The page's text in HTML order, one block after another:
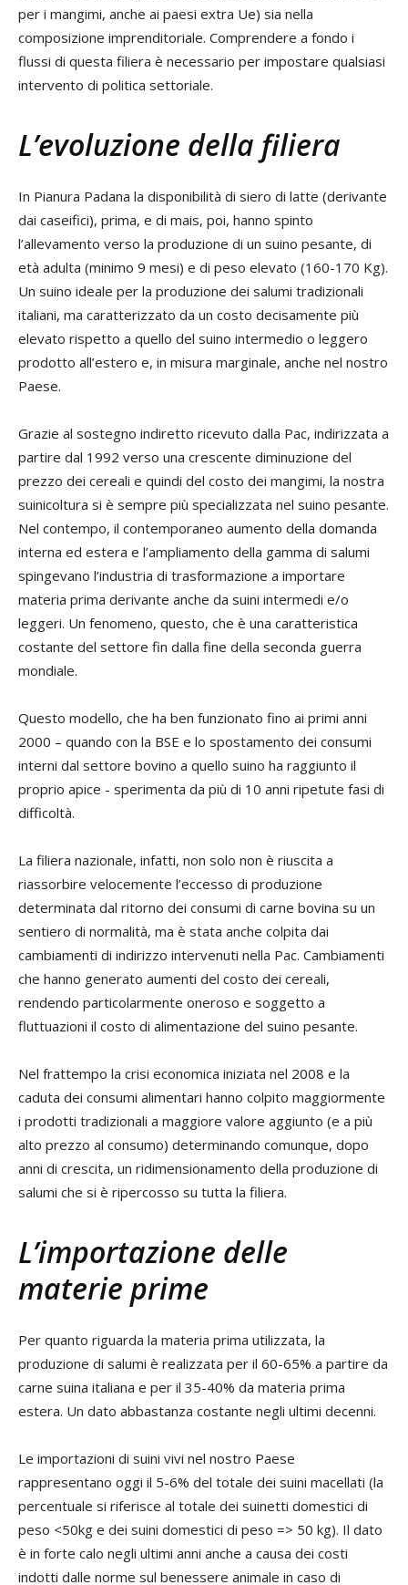
per i mangimi, anche ai paesi extra Ue) sia nella
composizione imprenditoriale. Comprendere a fondo i
flussi di questa filiera è necessario per impostare qualsiasi
intervento di politica settoriale.
L’evoluzione della filiera
In Pianura Padana la disponibilità di siero di latte (derivante
dai caseifici), prima, e di mais, poi, hanno spinto
l’allevamento verso la produzione di un suino pesante, di
età adulta (minimo 9 mesi) e di peso elevato (160-170 Kg).
Un suino ideale per la produzione dei salumi tradizionali
italiani, ma caratterizzato da un costo decisamente più
elevato rispetto a quello del suino intermedio o leggero
prodotto all’estero e, in misura marginale, anche nel nostro
Paese.
Grazie al sostegno indiretto ricevuto dalla Pac, indirizzata a
partire dal 1992 verso una crescente diminuzione del
prezzo dei cereali e quindi del costo dei mangimi, la nostra
suinicoltura si è sempre più specializzata nel suino pesante.
Nel contempo, il contemporaneo aumento della domanda
interna ed estera e l’ampliamento della gamma di salumi
spingevano l’industria di trasformazione a importare
materia prima derivante anche da suini intermedi e/o
leggeri. Un fenomeno, questo, che è una caratteristica
costante del settore fin dalla fine della seconda guerra
mondiale.
Questo modello, che ha ben funzionato fino ai primi anni
2000 – quando con la BSE e lo spostamento dei consumi
interni dal settore bovino a quello suino ha raggiunto il
proprio apice - sperimenta da più di 10 anni ripetute fasi di
difficoltà.
La filiera nazionale, infatti, non solo non è riuscita a
riassorbire velocemente l’eccesso di produzione
determinata dal ritorno dei consumi di carne bovina su un
sentiero di normalità, ma è stata anche colpita dai
cambiamenti di indirizzo intervenuti nella Pac. Cambiamenti
che hanno generato aumenti del costo dei cereali,
rendendo particolarmente oneroso e soggetto a
fluttuazioni il costo di alimentazione del suino pesante.
Nel frattempo la crisi economica iniziata nel 2008 e la
caduta dei consumi alimentari hanno colpito maggiormente
i prodotti tradizionali a maggiore valore aggiunto (e a più
alto prezzo al consumo) determinando comunque, dopo
anni di crescita, un ridimensionamento della produzione di
salumi che si è ripercosso su tutta la filiera.
L’importazione delle
materie prime
Per quanto riguarda la materia prima utilizzata, la
produzione di salumi è realizzata per il 60-65% a partire da
carne suina italiana e per il 35-40% da materia prima
estera. Un dato abbastanza costante negli ultimi decenni.
Le importazioni di suini vivi nel nostro Paese
rappresentano oggi il 5-6% del totale dei suini macellati (la
percentuale si riferisce al totale dei suinetti domestici di
peso <50kg e dei suini domestici di peso => 50 kg). Il dato
è in forte calo negli ultimi anni anche a causa dei costi
indotti dalle norme sul benessere animale in caso di